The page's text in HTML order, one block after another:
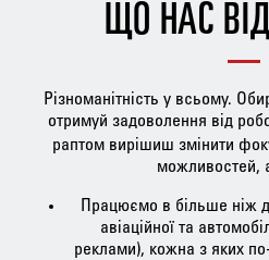
ЩО НАС
Різноманітність у всьому.
отримуй задоволення від
раптом вирішиш змінити
можливостей,
Працюємо в більше ніж
авіаційної та
реклами), кожна з яких